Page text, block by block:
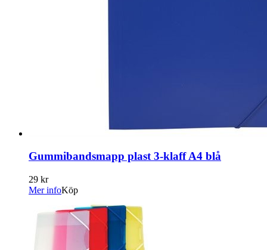
Gummibandsmapp plast 3-klaff A4 blå
29 kr
Mer infoKöp